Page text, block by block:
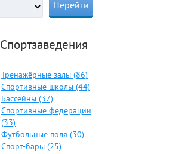
Спортзаведения
Тренажёрные залы (86)
Спортивные школы (44)
Бассейны (37)
Спортивные федерации
(33)
Футбольные поля (30)
Спорт-бары (25)